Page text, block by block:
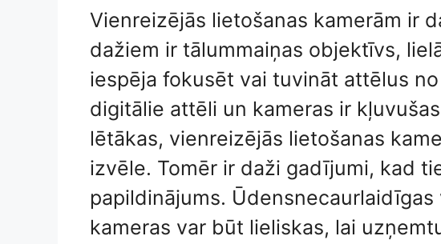
Vienreizējās lietošanas kamerām ir
dažiem ir tālummaiņas objektīvs,
iespēja fokusēt vai tuvināt attēlus
digitālie attēli un kameras ir
lētākas, vienreizējās lietošanas
izvēle. Tomēr ir daži gadījumi, kad
papildinājums.
kameras var būt lieliskas, lai